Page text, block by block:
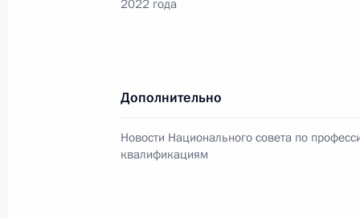
22 сентября 2021 года, 17:15
2022 года
Дополнительно
Новости Национального совета по
квалификациям